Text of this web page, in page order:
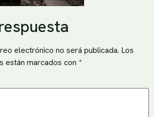
electrónico no será publicada. Los
están marcados con *